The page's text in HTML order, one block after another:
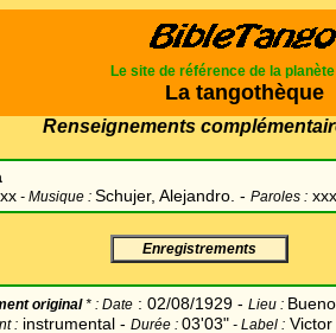
Le site de référence de la planète
La tangothèque
Renseignements
- Musique : Schujer, Alejandro. - Paroles : xxx
Enregistrements
original* : Date : 02/08/1929 - Lieu :
: instrumental - Durée : 03'03" - Label : Victor